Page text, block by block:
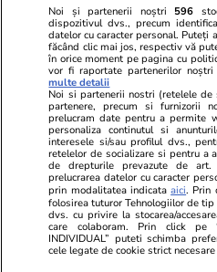
Cum se face cafeaua la
franceză – cum
care sunt avantajele
Lifestyle
Combinaţii răcoritoare de
cu fructe şi plante
Noi și partenerii noștri 596
dispozitivul dvs., precum
datelor cu caracter personal. Puteți
făcând clic mai jos, respectiv vă
în orice moment pe pagina cu
vor fi raportate partenerilor
multe detalii
Noi si partenerii nostri (retelele
partenere, precum si furnizorii
prelucram date pentru a permite
personaliza continutul si
interesele si/sau profilul dvs.,
retelelor de socializare si pentru a
de drepturile prevazute de
prelucrarea datelor cu caracter
prin modalitatea indicataaici. Prin
folosirea tuturor Tehnologiilor de
dvs. cu privire la stocarea/
care colaboram. Prin click pe
INDIVIDUAL” puteti schimba
cele legate de cookie strict